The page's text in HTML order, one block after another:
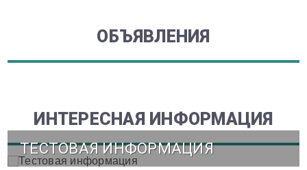
ОБЪЯВЛЕНИЯ
ИНТЕРЕСНАЯ ИНФОРМАЦИЯ
ТЕСТОВАЯ ИНФОРМАЦИЯ